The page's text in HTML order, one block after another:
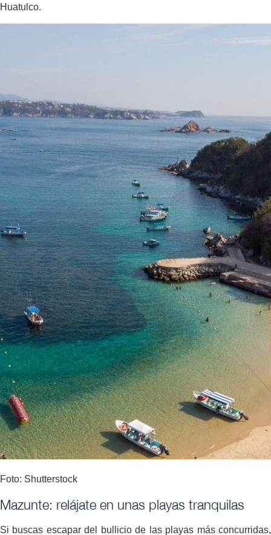
Huatulco.
Foto: Shutterstock
Mazunte: relájate en unas playas tranquilas
Si buscas escapar del bullicio de las playas más concurridas,